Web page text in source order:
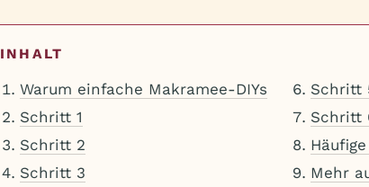
INHALT
Warum einfache Makramee-DIYs
Schritt 1
Schritt 2
Schritt 3
Schritt
Schritt
Mehr